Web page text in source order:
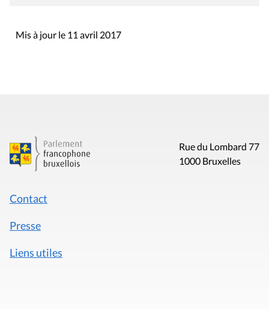
Mis à jour le 11 avril 2017
Rue du Lombard 77
1000 Bruxelles
Contact
Presse
Liens utiles